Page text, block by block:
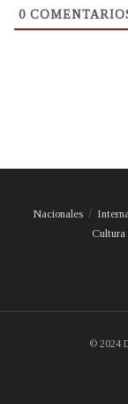
0
Nacionales
Cultura
© 2024